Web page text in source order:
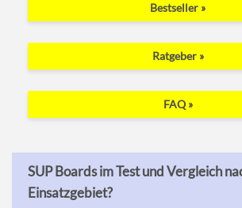
Bestseller »
Ratgeber »
FAQ »
SUP Boards im Test und Vergleich
Einsatzgebiet?